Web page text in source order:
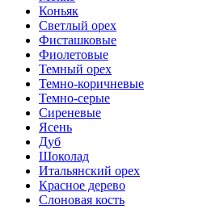
Коньяк
Светлый орех
Фисташковые
Фиолетовые
Темный орех
Темно-коричневые
Темно-серые
Сиреневые
Ясень
Дуб
Шоколад
Итальянский орех
Красное дерево
Слоновая кость